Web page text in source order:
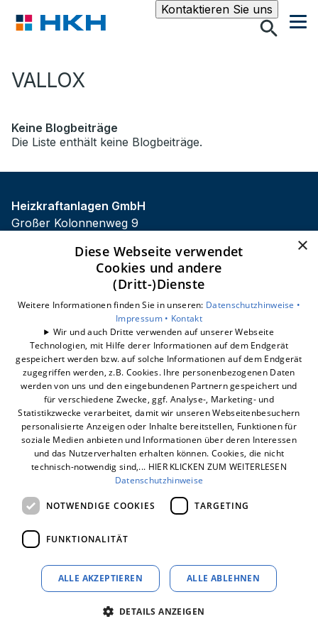
Kontaktieren Sie unsSuche
VALLOX
Keine Blogbeiträge
Die Liste enthält keine Blogbeiträge.
Heizkraftanlagen GmbH
Großer Kolonnenweg 9
info@hkhannover.de
0511 963850
Datenschutzerklärung
Barrierefreiheitserklärung
Unsere Bereiche
Unternehmen
Geschäftsbereiche
Karriere
Kontakt
×
Diese Webseite verwendet
Cookies und andere
(Dritt-)Dienste
Weitere Informationen finden Sie in unseren: Datenschutzhinweise •
Impressum • Kontakt
Wir und auch Dritte verwenden auf unserer Webseite
Technologien, mit Hilfe derer Informationen auf dem Endgerät
gespeichert werden bzw. auf solche Informationen auf dem Endgerät
zugegriffen werden, z.B. Cookies. Ihre personenbezogenen Daten
werden von uns und den eingebundenen Partnern gespeichert und
für verschiedene Zwecke, ggf. Analyse-, Marketing- und
Statistikzwecke verarbeitet, damit wir unseren Webseitenbesuchern
personalisierte Anzeigen oder Inhalte bereitstellen, Funktionen für
soziale Medien anbieten und Informationen über deren Interessen
und das Nutzerverhalten erhalten können. Cookies, die nicht
technisch-notwendig sind,... HIER KLICKEN ZUM WEITERLESEN
Datenschutzhinweise
NOTWENDIGE COOKIES TARGETING
FUNKTIONALITÄT
ALLE AKZEPTIEREN ALLE ABLEHNEN
DETAILS ANZEIGEN